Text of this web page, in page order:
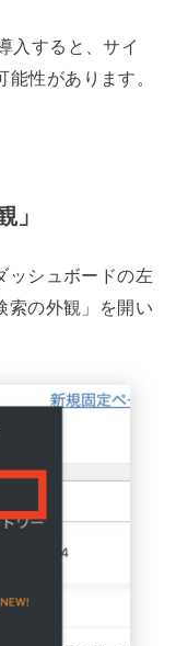
入すると、サイ
性があります。
」
ッシュボードの左
の外観」を開い